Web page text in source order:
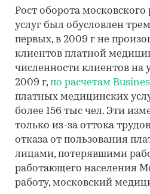
Рост оборота
услуг был обусловлен
первых, в 2009 г не
клиентов платной
численности клиентов на
2009 г,по расчетам
платных медицинских
более 156 тыс чел. Эти
только из-за оттока
отказа от пользования
лицами, потерявшими
работающего населения
работу, московский